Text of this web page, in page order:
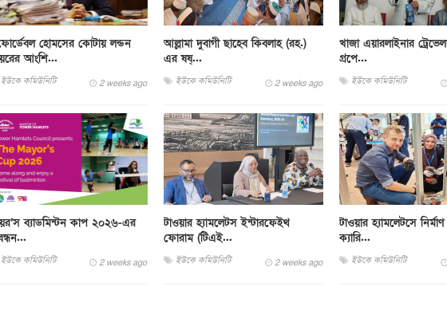
হোমসের কোটায় লন্ডন
আংশি...
ইউকে কমিউনিটি 2 weeks ago
আল্লামা দুবাগী ছাহেব কিবলাহ (রহ.)
এর ষষ্...
ইউকে কমিউনিটি 2 weeks ago
খাজা এয়ারলাইনার
গ্রপে...
ইউকে কমিউনিটি
ব্যাডমিন্টন কাপ ২০২৬-এর
ইউকে কমিউনিটি 2 weeks ago
টাওয়ার হ্যামলেটস ইন্টারফেইথ
ফোরাম (টিএই...
ইউকে কমিউনিটি 2 weeks ago
টাওয়ার হ্যামলেটসে
ক্যারি...
ইউকে কমিউনিটি